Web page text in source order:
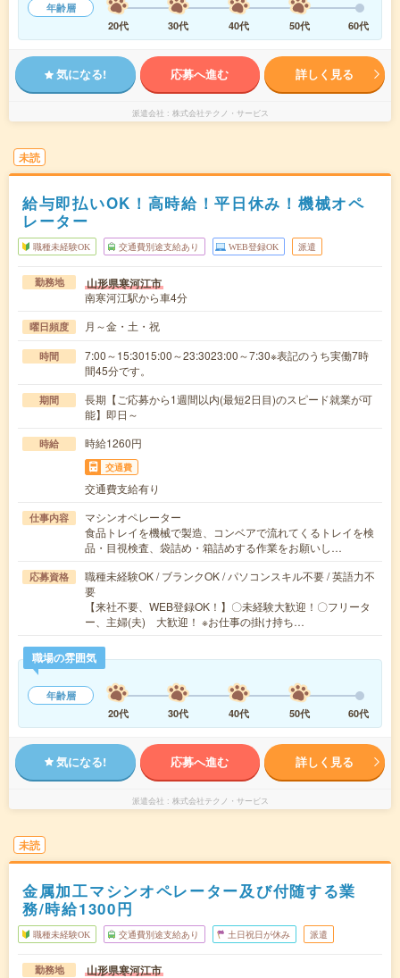
年齢層
20代
30代 40代 50代 60代
気になる! 応募へ進む 詳しく見る
派遣会社 株式会社テクノ・サービス
未読
給与即払いOK！高時給！平日休み！機械オペ
レーター
職種未経験OK 交通費別途支給あり WEB登録OK 派遣
勤務地 山形県寒河江市
南寒河江駅から車4分
曜日頻度 月～金・土・祝
時間
7:00～15:3015:00～23:3023:00～7:30※表記のうち実働7時
間45分です。
期間
長期【ご応募から1週間以内(最短2日目)のスピード就業が可
能】即日～
時給 時給1260円
交通費
交通費支給有り
仕事内容
マシンオペレーター
食品トレイを機械で製造、コンベアで流れてくるトレイを検
品・目視検査、袋詰め・箱詰めする作業をお願いし…
応募資格
職種未経験OK / ブランクOK / パソコンスキル不要 / 英語力不
要
【来社不要、WEB登録OK！】〇未経験大歓迎！〇フリータ
ー、主婦(夫) 大歓迎！ ※お仕事の掛け持ち…
職場の雰囲気
年齢層
20代
30代 40代 50代 60代
気になる! 応募へ進む 詳しく見る
派遣会社 株式会社テクノ・サービス
未読
金属加工マシンオペレーター及び付随する業
務/時給1300円
職種未経験OK 交通費別途支給あり 土日祝日が休み 派遣
勤務地 山形県寒河江市